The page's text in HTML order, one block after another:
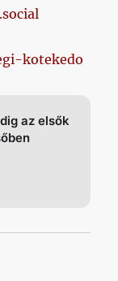
kotekedo
az elsők